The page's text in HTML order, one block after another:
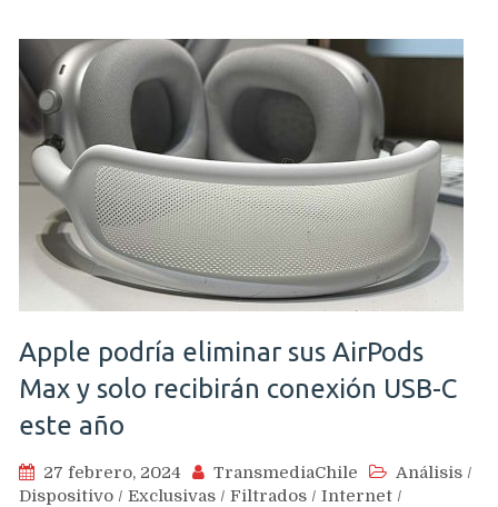
Apple podría eliminar sus AirPods
Max y solo recibirán conexión USB-C
este año
27 febrero, 2024 TransmediaChile Análisis /
Dispositivo / Exclusivas / Filtrados / Internet /